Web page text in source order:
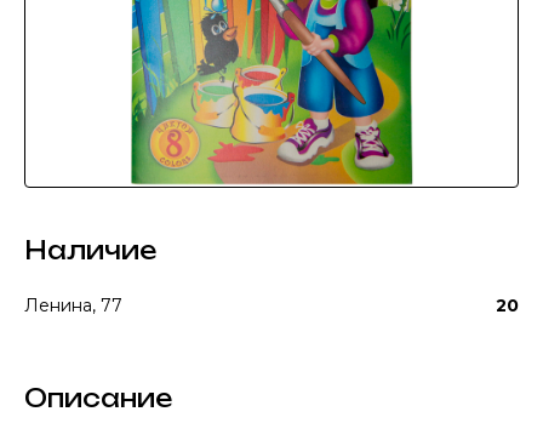
Наличие
Ленина, 77 20
Описание